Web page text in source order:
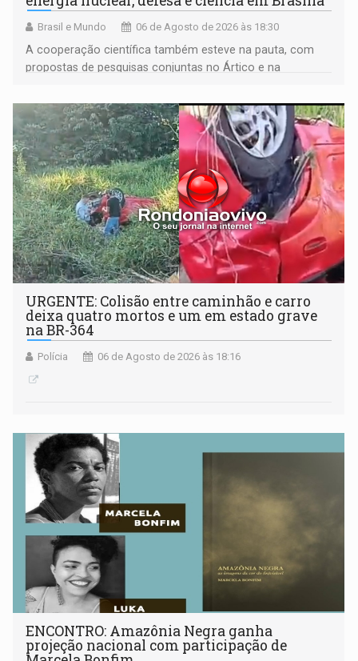
Brasil e Mundo 06 de Agosto de 2026 às 18:30
A cooperação científica também esteve na pauta, com
propostas de pesquisas conjuntas no Ártico e na
URGENTE: Colisão entre caminhão e carro
deixa quatro mortos e um em estado grave
na BR-364
Polícia 06 de Agosto de 2026 às 18:16
ENCONTRO: Amazônia Negra ganha
projeção nacional com participação de